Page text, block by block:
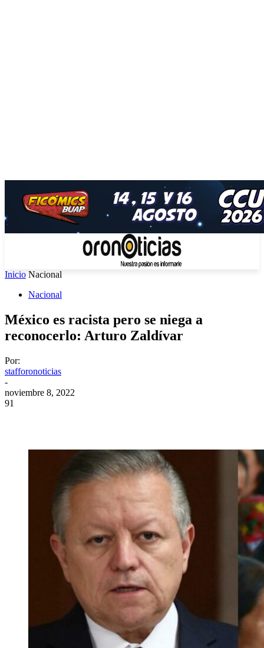
Inicio Nacional
Nacional
México es racista pero se niega a
reconocerlo: Arturo Zaldívar
Por:
stafforonoticias
-
noviembre 8, 2022
91